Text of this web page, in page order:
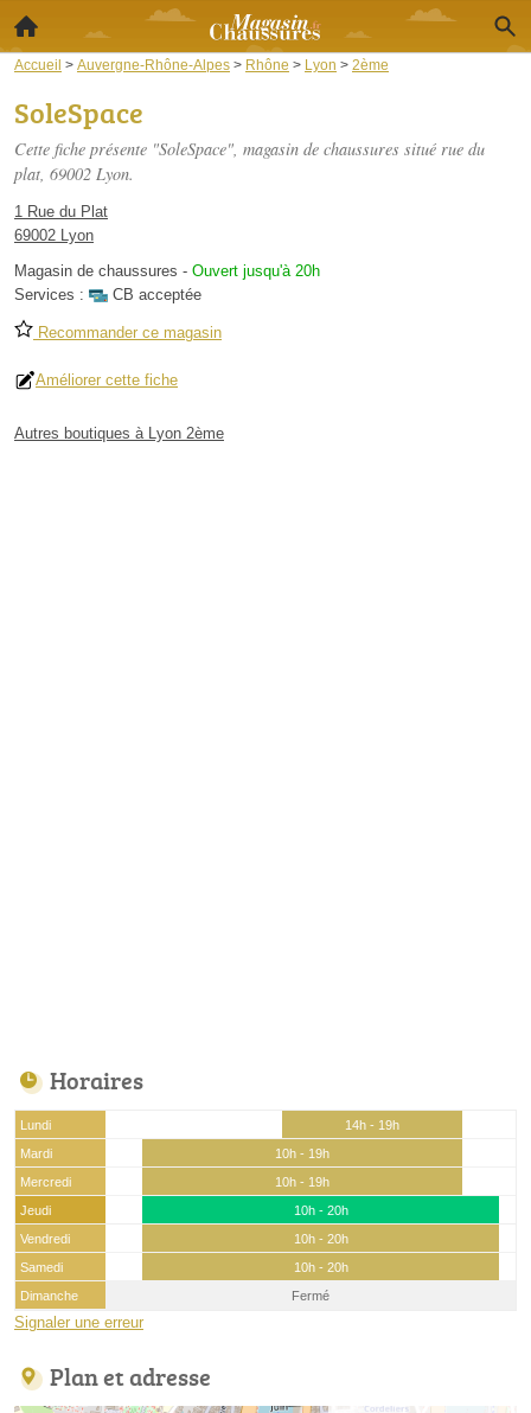
Accueil > Auvergne-Rhône-Alpes > Rhône > Lyon > 2ème
SoleSpace
Cette fiche présente "SoleSpace", magasin de chaussures situé rue du
plat, 69002 Lyon.
1 Rue du Plat
69002 Lyon
Magasin de chaussures - Ouvert jusqu'à 20h
Services :
CB acceptée
Recommander ce magasin
Améliorer cette fiche
Autres boutiques à Lyon 2ème
Horaires
Lundi
14h - 19h
Mardi
10h - 19h
Mercredi
10h - 19h
Jeudi
10h - 20h
Vendredi
10h - 20h
Samedi
10h - 20h
Dimanche
Fermé
Signaler une erreur
Plan et adresse